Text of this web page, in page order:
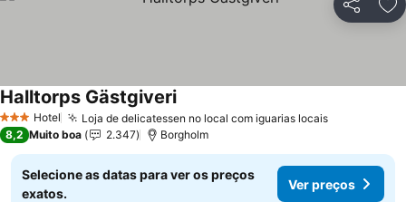
Partilhar
3 EstrelasHotel Loja de delicatessen no local com iguarias locais
Halltorps Gästgiveri
8,2 Muito boa 2.347 Borgholm
Selecione as datas para ver os preços
exatos.
Ver preços